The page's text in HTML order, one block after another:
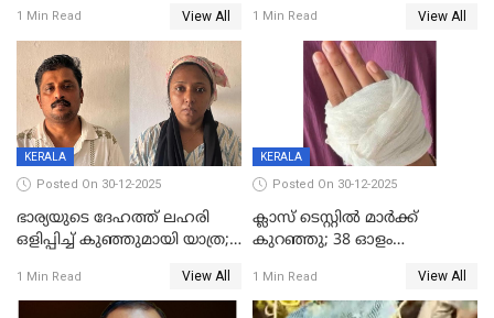
മലയാളി യുവാവിന്റെ ഭാര്യയും
മരിച്ചു
1 Min Read View All
നോട്ടീസയച്ച് ഉമാ തോമസ്
1 Min Read View All
KERALA
Posted On 30-12-2025
ഭാര്യയുടെ ദേഹത്ത് ലഹരി
ഒളിപ്പിച്ച് കുഞ്ഞുമായി യാത്ര;
പിടികൂടി പൊലീസ്
1 Min Read View All
KERALA
Posted On 30-12-2025
ക്ലാസ് ടെസ്റ്റിൽ മാർക്ക്
കുറഞ്ഞു; 38 ഓളം
സെന്ററിലെ അധ്യാപകന്‍
മർദിച്ചതായി പരാതി
1 Min Read View All